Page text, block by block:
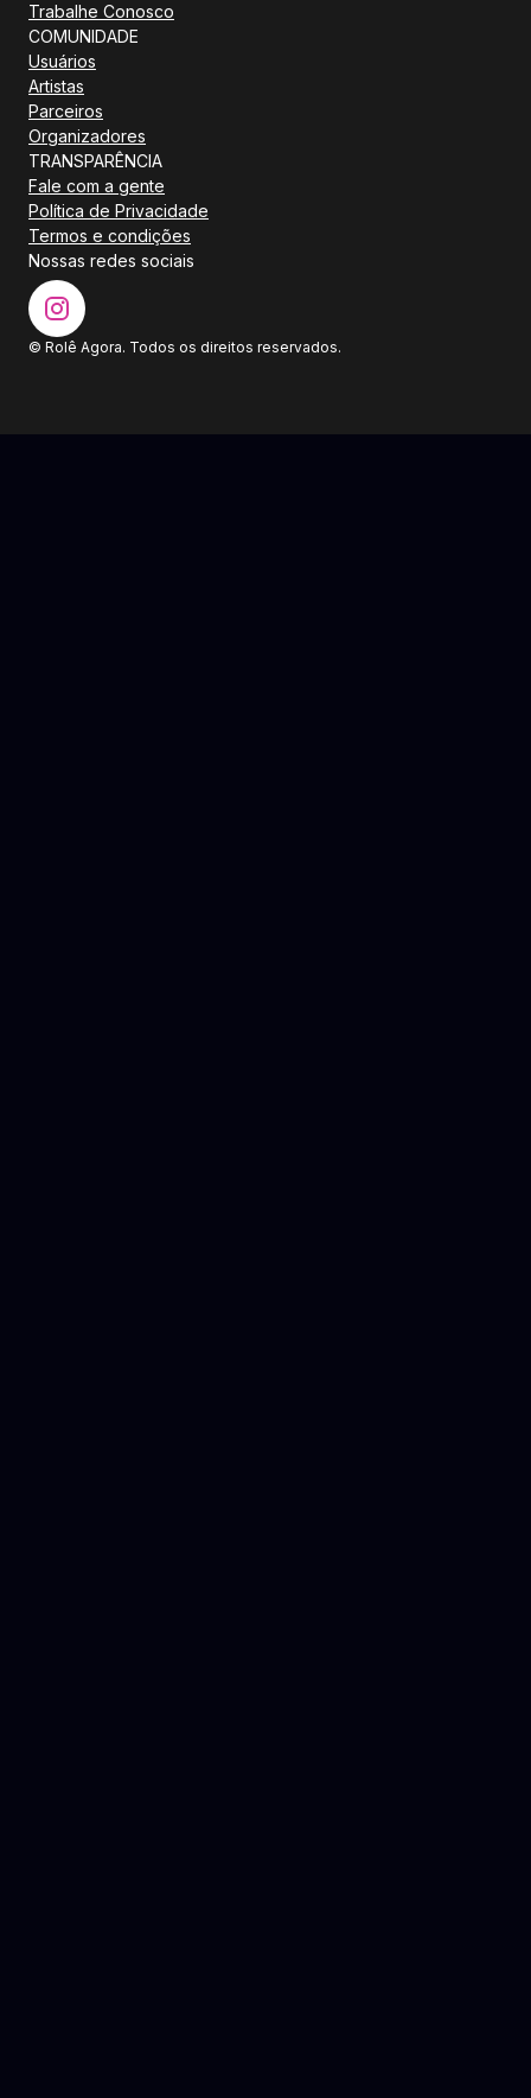
Trabalhe Conosco
COMUNIDADE
Usuários
Artistas
Parceiros
Organizadores
TRANSPARÊNCIA
Fale com a gente
Política de Privacidade
Termos e condições
Nossas redes sociais
© Rolê Agora. Todos os direitos reservados.